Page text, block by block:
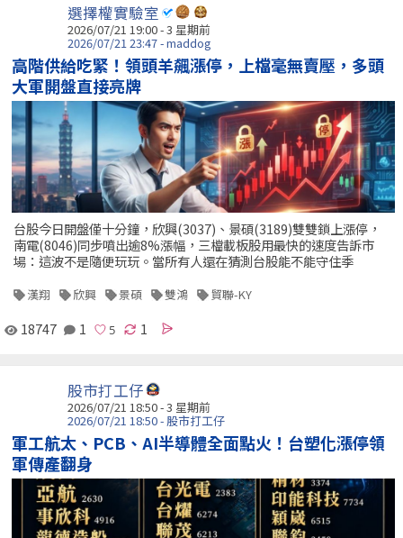
選擇權實驗室
2026/07/21 19:00 - 3 星期前
2026/07/21 23:47 - maddog
高階供給吃緊！領頭羊飆漲停，上檔毫無賣壓，多頭
大軍開盤直接亮牌
台股今日開盤僅十分鐘，欣興(3037)、景碩(3189)雙雙鎖上漲停，
南電(8046)同步噴出逾8%漲幅，三檔載板股用最快的速度告訴市
場：這波不是隨便玩玩。當所有人還在猜測台股能不能守住季
漢翔 欣興 景碩 雙鴻 貿聯-KY
18747 1 1
股市打工仔
2026/07/21 18:50 - 3 星期前
2026/07/21 18:50 - 股市打工仔
軍工航太、PCB、AI半導體全面點火！台塑化漲停領
軍傳產翻身